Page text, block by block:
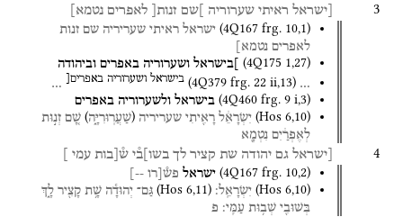
3 [ישראל ראיתי שערוריה ]שם זנות[ לאפרים נטמא]
(4Q167 frg. 10,1) ישראל ראיתי שעריריה שם זנות
לאפרים נטמא]
(4Q175 1,27) ]בישראל ושערוריה באפרים וביהודה
…
(4Q379 frg. 22 ii,13) בישראל ושערוריה באפרים[ …
(4Q460 frg. 9 i,3) בישראל ולשערוריה באפרים
(Hos 6,10) יִשְׂרָאֵ֔ל רָאִ֖יתִי שעריריה (שַׁעֲרֽוּרִיָּ֑ה) שָׁ֚ם זְנ֣וּת
לְאֶפְרַ֔יִם נִטְמָ֖א
4 [ישראל גם יהודה שת קציר לך בשו]ב֯י ש֯[בות עמי
(4Q167 frg. 10,2) ישראל פש֯[רו --]
(Hos 6,10) יִשְׂרָאֵֽל׃ (Hos 6,11) גַּם־ יְהוּדָ֕ה שָׁ֥ת קָצִ֖יר לָ֑ךְ
בְּשׁוּבִ֖י שְׁב֥וּת עַמִּֽי׃ פ